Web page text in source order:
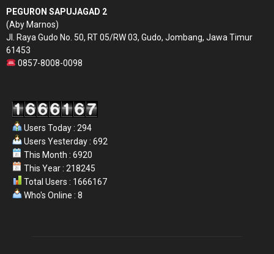
PEGURON SAPUJAGAD 2
(Aby Marnos)
Jl. Raya Gudo No. 50, RT 05/RW 03, Gudo, Jombang, Jawa Timur
61453
0857-8008-0098
Users Today : 294
Users Yesterday : 692
This Month : 6920
This Year : 218245
Total Users : 1666167
Who's Online : 8